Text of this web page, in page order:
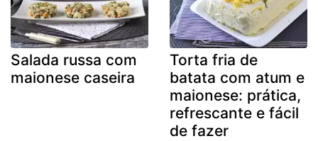
Salada russa com
maionese caseira
Torta fria de
batata com atum e
maionese: prática,
refrescante e fácil
de fazer